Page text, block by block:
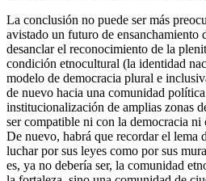
La conclusión no puede ser más
avistado un futuro de ensanchamiento
desanclar el reconocimiento de la
condición etnocultural (la identidad
modelo de democracia plural e
de nuevo hacia una comunidad política
institucionalización de amplias zonas
ser compatible ni con la democracia ni
De nuevo, habrá que recordar el lema
luchar por sus leyes como por sus
es, ya no debería ser, la comunidad